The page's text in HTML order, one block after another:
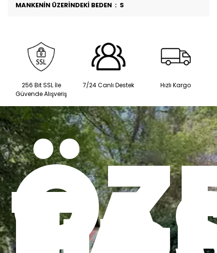
MANKENİN ÜZERİNDEKİ BEDEN : S
256 Bit SSL İle
Güvende Alışveriş
7/24 Canlı Destek Hızlı Kargo